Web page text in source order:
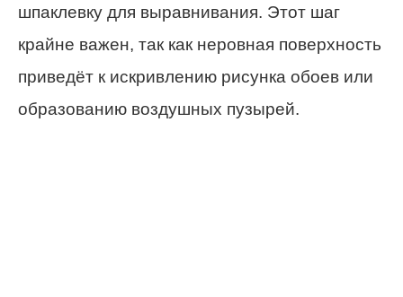
шпаклевку для выравнивания. Этот шаг
крайне важен, так как неровная поверхность
приведёт к искривлению рисунка обоев или
образованию воздушных пузырей.